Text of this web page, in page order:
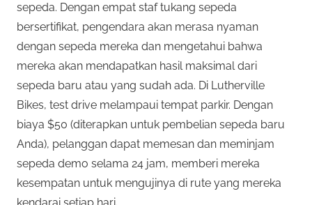
sepeda. Dengan empat staf tukang sepeda
bersertifikat, pengendara akan merasa nyaman
dengan sepeda mereka dan mengetahui bahwa
mereka akan mendapatkan hasil maksimal dari
sepeda baru atau yang sudah ada. Di Lutherville
Bikes, test drive melampaui tempat parkir. Dengan
biaya $50 (diterapkan untuk pembelian sepeda baru
Anda), pelanggan dapat memesan dan meminjam
sepeda demo selama 24 jam, memberi mereka
kesempatan untuk mengujinya di rute yang mereka